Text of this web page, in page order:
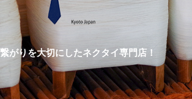
がりを大切にしたネクタイ専門店！